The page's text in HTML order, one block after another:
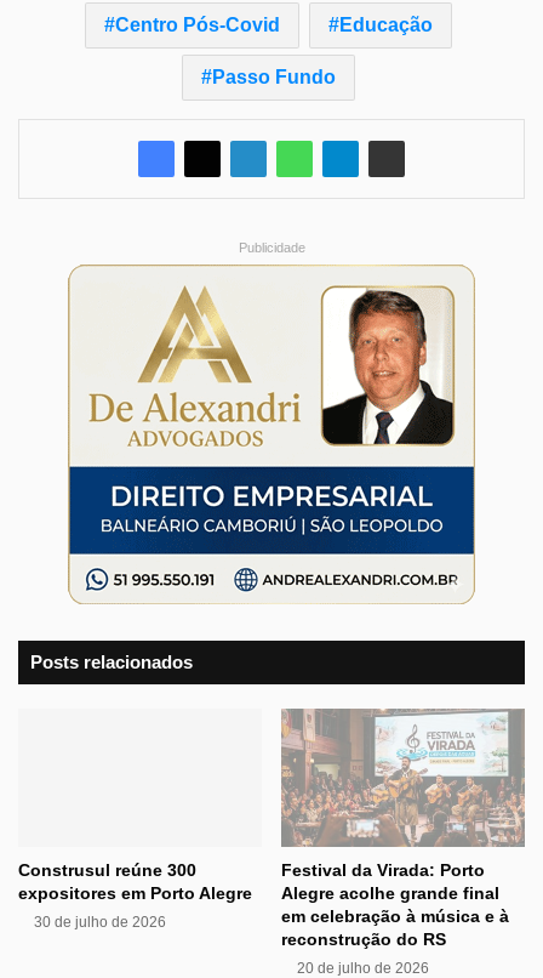
Centro Pós-Covid Educação
Passo Fundo
Publicidade
Posts relacionados
Construsul reúne 300
expositores em Porto Alegre
30 de julho de 2026
Festival da Virada: Porto
Alegre acolhe grande final
em celebração à música e à
reconstrução do RS
20 de julho de 2026